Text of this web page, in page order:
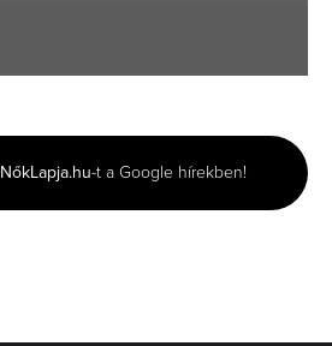
NőkLapja.hu-t a Google hírekben!